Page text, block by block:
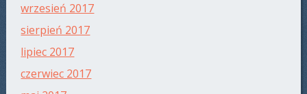
wrzesień 2017
sierpień 2017
lipiec 2017
czerwiec 2017